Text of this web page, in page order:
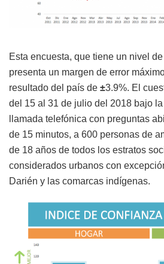
Esta encuesta, que tiene un nivel
presenta un margen de error
resultado del país de ±3.9%. El
del 15 al 31 de julio del 2018 bajo
llamada telefónica con preguntas
de 15 minutos, a 600 personas de
de 18 años de todos los estratos
considerados urbanos con
Darién y las comarcas indígenas.